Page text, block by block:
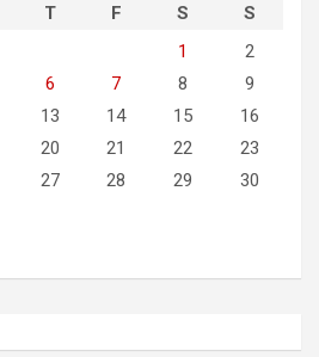
T F S
S
1
2
6 7 8
9
13 14 15
16
20 21 22
23
27 28 29
30